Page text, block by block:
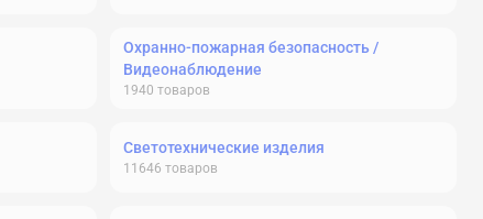
Охранно-пожарная безопасность /
Видеонаблюдение
1940 товаров
Светотехнические изделия
11646 товаров